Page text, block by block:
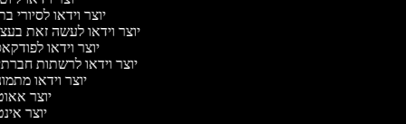
יוצר וידאו לסיורי
יוצר וידאו לעשה זאת
יוצר וידאו
יוצר וידאו לרשתות
יוצר וידאו
יוצר
יוצר